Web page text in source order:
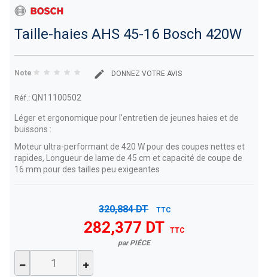
Taille-haies AHS 45-16 Bosch 420W
Note DONNEZ VOTRE AVIS
Réf.: QN11100502
Léger et ergonomique pour l’entretien de jeunes haies et de
buissons :
Moteur ultra-performant de 420 W pour des coupes nettes et
rapides,
Longueur de lame de 45 cm et capacité de coupe de
16 mm pour des tailles peu exigeantes
320,884 DT TTC
282,377 DT
TTC
par PIÉCE